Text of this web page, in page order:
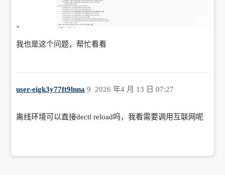
我也是这个问题，帮忙看看
user-eigk3y77ft9lnna 2026 年4 月 13 日 07:27
9
离线环境可以直接dectl reload吗，我看需要调用互联网呢